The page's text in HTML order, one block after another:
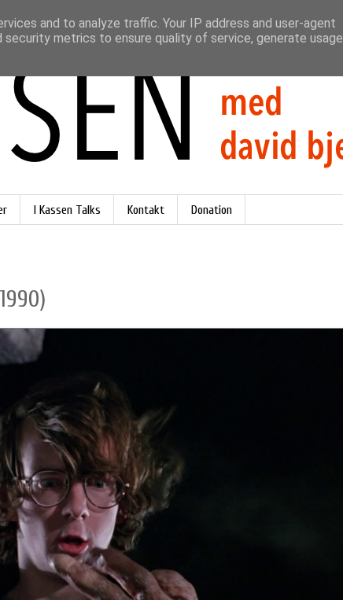
I Kassen Talks Kontakt Donation
and to analyze traffic. Your IP address and user-agent
metrics to ensure quality of service, generate usage